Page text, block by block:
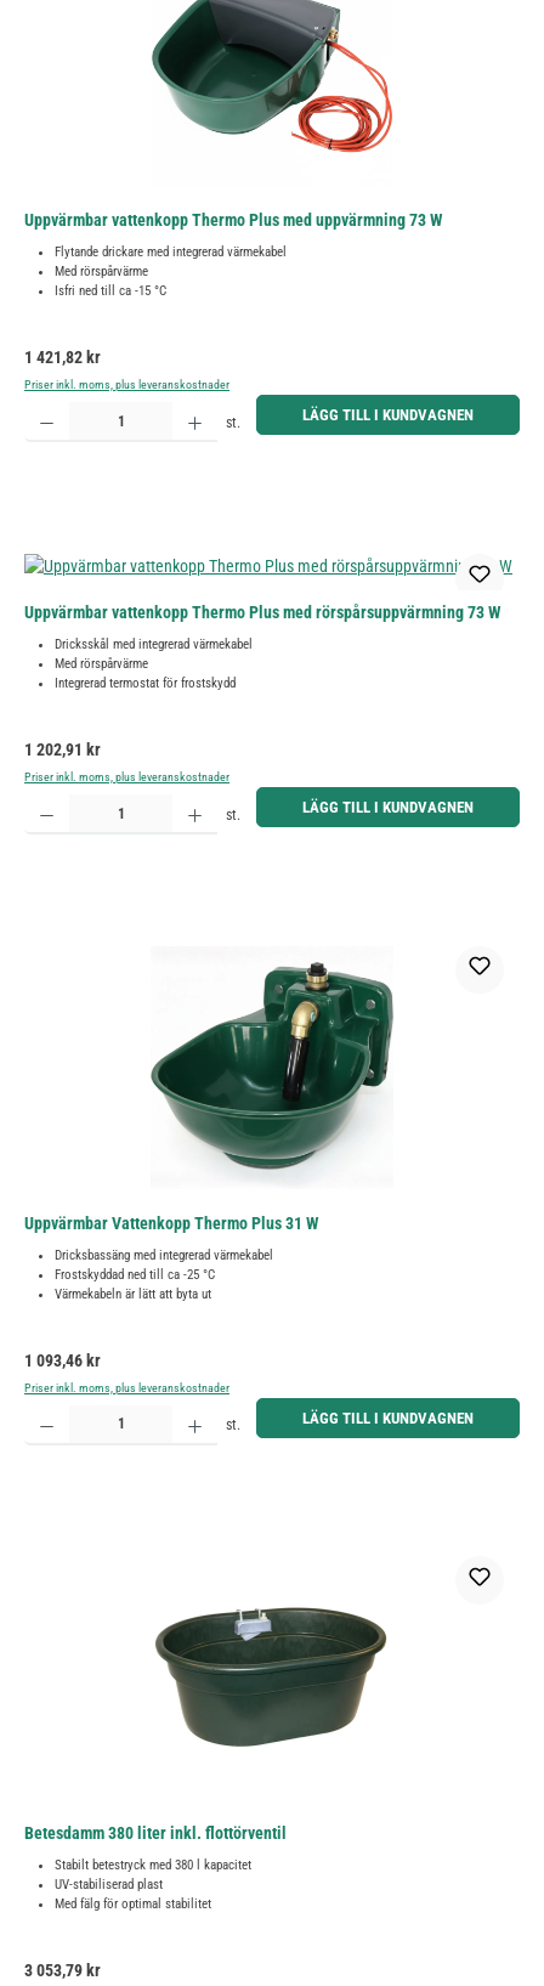
Uppvärmbar vattenkopp Thermo Plus med uppvärmning 73 W
Flytande drickare med integrerad värmekabel
Med rörspårvärme
Isfri ned till ca -15 °C
Ordinarie pris:
1 421,82 kr
Priser inkl. moms, plus leveranskostnader
Produktkvantitet: Ange önskat belopp eller använd knapparna för att öka eller minska kvantiteten.
st. LÄGG TILL I KUNDVAGNEN
Uppvärmbar vattenkopp Thermo Plus med rörspårsuppvärmning 73 W
Dricksskål med integrerad värmekabel
Med rörspårvärme
Integrerad termostat för frostskydd
Ordinarie pris:
1 202,91 kr
Priser inkl. moms, plus leveranskostnader
Produktkvantitet: Ange önskat belopp eller använd knapparna för att öka eller minska kvantiteten.
st. LÄGG TILL I KUNDVAGNEN
Uppvärmbar Vattenkopp Thermo Plus 31 W
Dricksbassäng med integrerad värmekabel
Frostskyddad ned till ca -25 °C
Värmekabeln är lätt att byta ut
Ordinarie pris:
1 093,46 kr
Priser inkl. moms, plus leveranskostnader
Produktkvantitet: Ange önskat belopp eller använd knapparna för att öka eller minska kvantiteten.
st. LÄGG TILL I KUNDVAGNEN
Betesdamm 380 liter inkl. flottörventil
Stabilt betestryck med 380 l kapacitet
UV-stabiliserad plast
Med fälg för optimal stabilitet
Ordinarie pris:
3 053,79 kr